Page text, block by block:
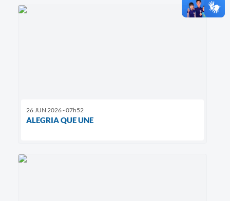
26 JUN 2026 - 07h52
ALEGRIA QUE UNE